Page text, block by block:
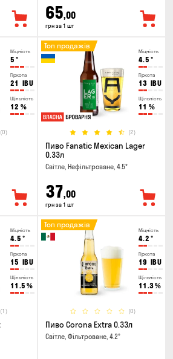
65,00
грн за 1 шт
Міцність
5 °
Гіркота
21 IBU
Щільність
12 %
(0)
Міцність
4.5 °
Гіркота
13 IBU
Щільність
11 %
(2)
Топ продажів
Пиво Fanatic Mexican Lager
0.33л
Світле, Нефільтроване, 4.5°
37,00
грн за 1 шт
Міцність
4.5 °
Гіркота
15 IBU
Щільність
11.5 %
(1)
Міцність
4.2 °
Гіркота
19 IBU
Щільність
11.3%
(0)
Топ продажів
Пиво Corona Extra 0.33л
Світле, Фільтроване, 4.2°